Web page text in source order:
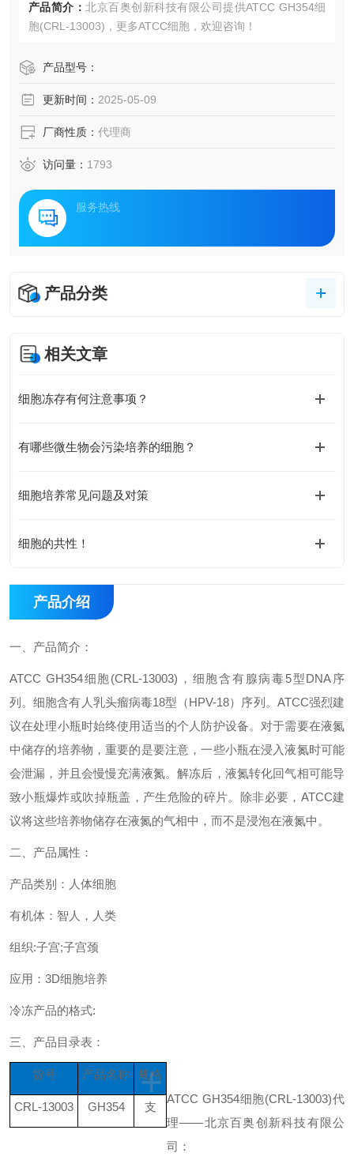
产品简介： 北京百奥创新科技有限公司提供ATCC GH354细
胞(CRL-13003)，更多ATCC细胞，欢迎咨询！
产品型号：
更新时间： 2025-05-09
厂商性质： 代理商
访问量： 1793
服务热线
产品分类
相关文章
细胞冻存有何注意事项？
有哪些微生物会污染培养的细胞？
细胞培养常见问题及对策
细胞的共性！
产品介绍
一、 产品简介：
ATCC GH354细胞(CRL-13003) ，细胞含有腺病毒5型DNA 序
列。细胞含有人乳头瘤病毒18型（HPV-18）序列。 ATCC强烈建
议在处理小瓶时始终使用适当的个人防护设备。对于需要在液氮
中储存的培养物，重要的是要注意，一些小瓶在浸入液氮时可能
会泄漏，并且会慢慢充满液氮。解冻后，液氮转化回气相可能导
致小瓶爆炸或吹掉瓶盖，产生危险的碎片。除非必要， ATCC建
议将这些培养物储存在液氮的气相中，而不是浸泡在液氮中。
二、 产品属性：
产品类别：人体细胞
有机体：智人，人类
组织:子宫;子宫颈
应用： 3D细胞培养
冷冻产品的格式:
三、 产品目录表 ：
+
货号 产品名称 规格
CRL-13003 GH354 支
ATCC GH354细胞(CRL-13003)代
理——北京百奥创新科技有限公
司：